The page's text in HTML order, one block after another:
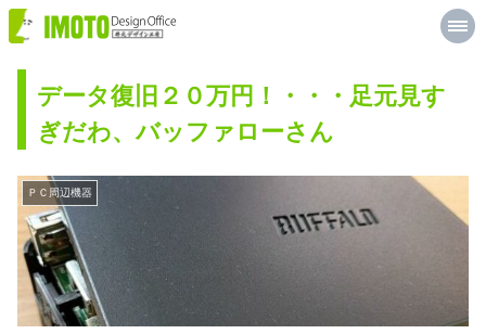
井
デ
ザ
工
データ復旧２０万円！・・・足元見す
ぎだわ、バッファローさん
ＰＣ周辺機器